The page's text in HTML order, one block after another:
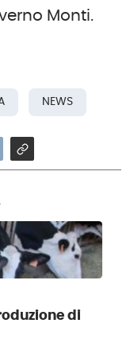
Monti.
NEWS
di